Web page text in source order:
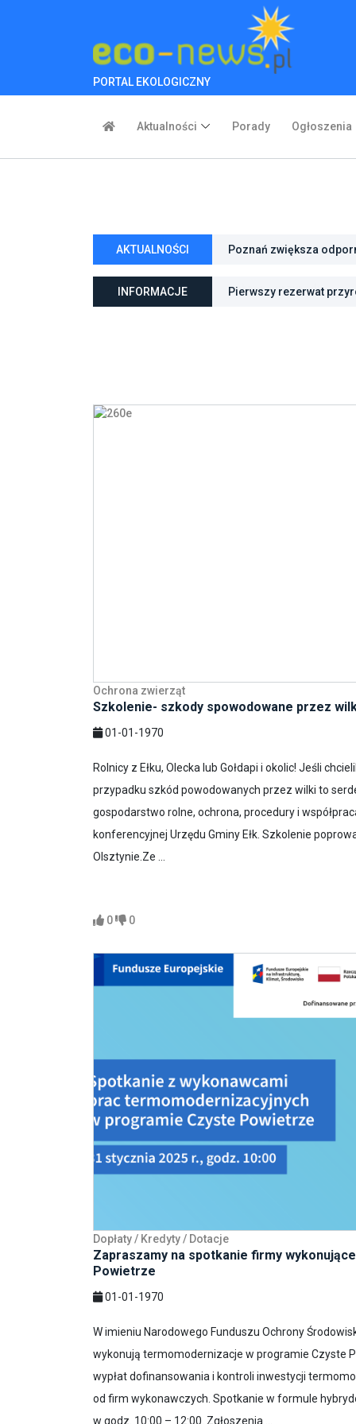
PORTAL EKOLOGICZNY
Aktualności Porady Ogłoszenia
AKTUALNOŚCI Rada Ministrów
niebieską infrastrukturę
INFORMACJE Pierwszy rezerwat
Ochrona zwierząt
Szkolenie- szkody spowodowane przez
01-01-1970
Rolnicy z Ełku, Olecka lub Gołdapi i okolic! Jeśli
przypadku szkód powodowanych przez wilki to
gospodarstwo rolne, ochrona, procedury i
konferencyjnej Urzędu Gminy Ełk. Szkolenie
Olsztynie.Ze ...
0 0
Dopłaty / Kredyty / Dotacje
Zapraszamy na spotkanie firmy
Powietrze
01-01-1970
W imieniu Narodowego Funduszu Ochrony
wykonują termomodernizacje w programie Czyste
wypłat dofinansowania i kontroli inwestycji
od firm wykonawczych. Spotkanie w formule
w godz. 10:00 – 12:00. Zgłoszenia ...